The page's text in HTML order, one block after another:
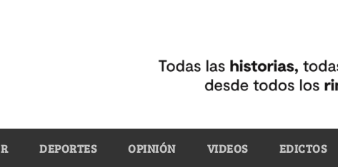
DEPORTES OPINIÓN VIDEOS EDICTOS